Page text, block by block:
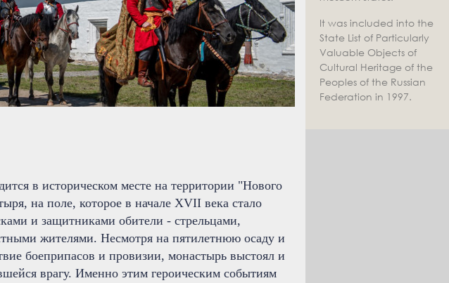
в историческом месте на территории "Нового
на поле, которое в начале XVII века стало
и защитниками обители - стрельцами,
жителями. Несмотря на пятилетнюю осаду и
боеприпасов и провизии, монастырь выстоял и
врагу. Именно этим героическим событиям
It was included into the
State List of Particularly
Valuable Objects of
Cultural Heritage of the
Peoples of the Russian
Federation in 1997.